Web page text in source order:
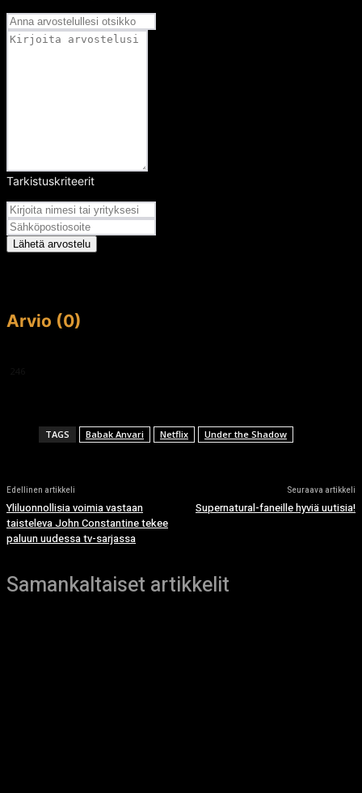
Tarkistuskriteerit
Lähetä arvostelu
Arvio (0)
TAGS Babak Anvari Netflix Under the Shadow
Edellinen artikkeli
Yliluonnollisia voimia vastaan
taisteleva John Constantine tekee
paluun uudessa tv-sarjassa
Seuraava artikkeli
Supernatural-faneille hyviä uutisia!
Samankaltaiset artikkelit